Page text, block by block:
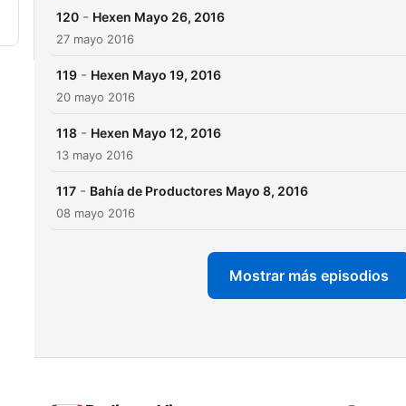
120 - Hexen Mayo 26, 2016
27 mayo 2016
119 - Hexen Mayo 19, 2016
20 mayo 2016
118 - Hexen Mayo 12, 2016
13 mayo 2016
117 - Bahía de Productores Mayo 8, 2016
08 mayo 2016
Mostrar más episodios